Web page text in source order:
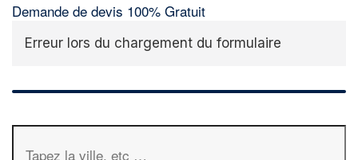
Demande de devis 100% Gratuit
Erreur lors du chargement du formulaire